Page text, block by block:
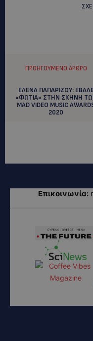
ΠΡΟΗΓΟΎΜΕΝΟ ΆΡΘΡΟ
ΕΛΕΝΑ ΠΑΠΑΡΙΖΟΥ:
«ΦΩΤΙΑ» ΣΤΗΝ ΣΚΗΝΗ
MAD VIDEO MUSIC
2020
Επικοινωνία: